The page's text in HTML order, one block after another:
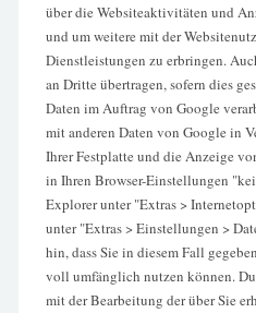
über die Websiteaktivitäten und
und um weitere mit der
Dienstleistungen zu erbringen.
an Dritte übertragen, sofern dies
Daten im Auftrag von Google
mit anderen Daten von Google in
Ihrer Festplatte und die Anzeige
in Ihren Browser-Einstellungen
Explorer unter "Extras >
unter "Extras > Einstellungen >
hin, dass Sie in diesem Fall
voll umfänglich nutzen können.
mit der Bearbeitung der über Sie